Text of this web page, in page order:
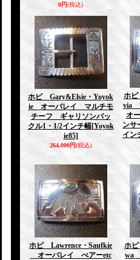
0円(税込)
ホピ Gary&Elsie・Yoyok
ie オーバレイ マルチモ
チーフ ギャリソンバッ
クル1・1/2インチ幅[Yoyok
ie85]
264,000円(税込)
ホ
via
オ
ンサ
イン
ホピ Lawrence・Saufkie
オーバレイ べアーetc
ホ
wa